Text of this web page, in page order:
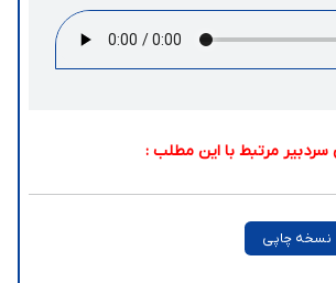
مرتبط با این مطلب :
نسخه چاپی